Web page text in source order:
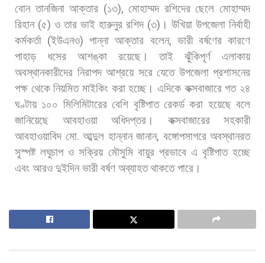
বোন তানজিনা আক্তার (১৩),মোহাম্মদ রশিদের ছেলে মোহাম্মদ
রিহান(৫) ও তার ভাই হারুনুর রশিদ (৩) । উখিয়া উপজেলা নির্বাহী
কর্মকর্তা (ইউএনও)পান্না আক্তার বলেন, ভারী বর্ষণের কারণে
পাহাড়
ধসের আশঙ্কা রয়েছে। তাই ঝুঁকিপূর্ণ
এলাকায়
অবস্থানকারীদের নিরাপদ আশ্রয়ে সরে যেতে উপজেলা প্রশাসনের
পক্ষ থেকে নিয়মিত মাইকিং করা হচ্ছে। এদিকে কক্সবাজারে গত ২৪
ঘণ্টায় ১০০ মিলিমিটারের বেশি বৃষ্টিপাত রেকর্ড করা হয়েছে বলে
জানিয়েছে
আবহাওয়া অধিদপ্তর। কক্সবাজারের
সহকারী
আবহাওয়াবিদ মো. আব্দুল হান্নান জানান, বঙ্গোপসাগরে অবস্থানরত
সুস্পষ্ট লঘুচাপ ও সক্রিয় মৌসুমি বায়ুর প্রভাবে এ বৃষ্টিপাত হচ্ছে
এবং আরও দুইদিন ভারী বর্ষণ অব্যাহত থাকতে পারে।